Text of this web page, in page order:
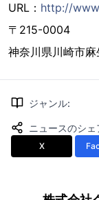
URL： http://
〒215-0004
神奈川県川崎市
ジャンル:
ニュースのシェ
X